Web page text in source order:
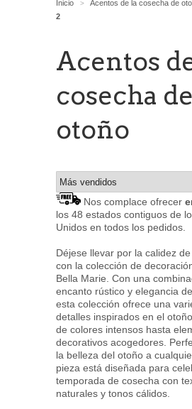
Inicio > Acentos de la cosecha de
2
Acentos
cosecha de
otoño
Nos complace ofrecer
los 48 estados contiguos de
Unidos en todos los pedidos.
Déjese llevar por la calidez
con la colección de
Bella Marie. Con una
encanto rústico y elegancia
esta colección ofrece una
detalles inspirados en el
de colores intensos hasta
decorativos acogedores.
la belleza del otoño a
pieza está diseñada para
temporada de cosecha con
naturales y tonos cálidos.